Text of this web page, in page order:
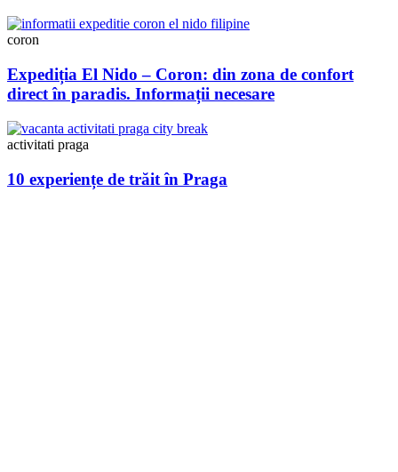
coron
Expediția El Nido – Coron: din zona de confort
direct în paradis. Informații necesare
activitati praga
10 experiențe de trăit în Praga